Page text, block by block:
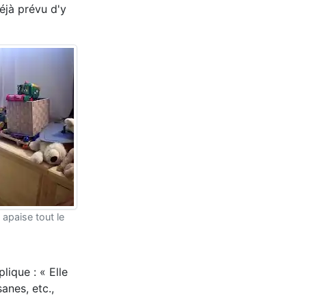
prévu d'y
apaise tout le
: « Elle
etc.,